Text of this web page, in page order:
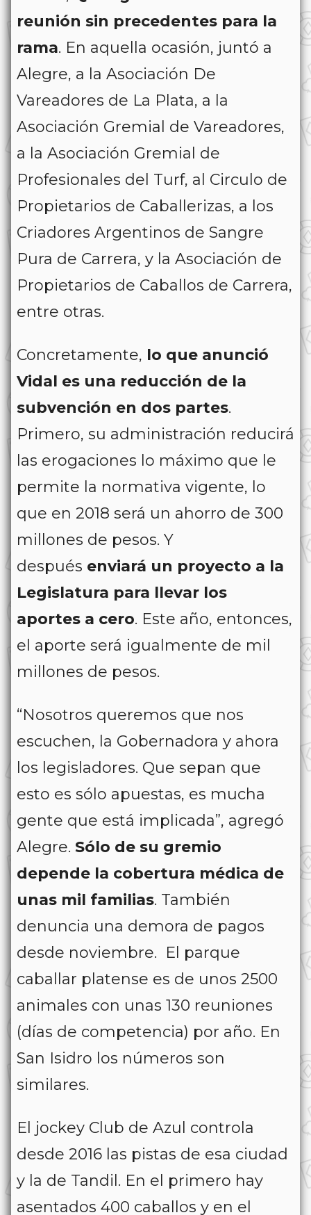
reunión sin precedentes para la
rama. En aquella ocasión, juntó a
Alegre, a la Asociación De
Vareadores de La Plata, a la
Asociación Gremial de Vareadores,
a la Asociación Gremial de
Profesionales del Turf, al Circulo de
Propietarios de Caballerizas, a los
Criadores Argentinos de Sangre
Pura de Carrera, y la Asociación de
Propietarios de Caballos de Carrera,
entre otras.
Concretamente, lo que anunció
Vidal es una reducción de la
subvención en dos partes.
Primero, su administración reducirá
las erogaciones lo máximo que le
permite la normativa vigente, lo
que en 2018 será un ahorro de 300
millones de pesos. Y
después enviará un proyecto a la
Legislatura para llevar los
aportes a cero. Este año, entonces,
el aporte será igualmente de mil
millones de pesos.
“Nosotros queremos que nos
escuchen, la Gobernadora y ahora
los legisladores. Que sepan que
esto es sólo apuestas, es mucha
gente que está implicada”, agregó
Alegre. Sólo de su gremio
depende la cobertura médica de
unas mil familias. También
denuncia una demora de pagos
desde noviembre. El parque
caballar platense es de unos 2500
animales con unas 130 reuniones
(días de competencia) por año. En
San Isidro los números son
similares.
El jockey Club de Azul controla
desde 2016 las pistas de esa ciudad
y la de Tandil. En el primero hay
asentados 400 caballos y en el